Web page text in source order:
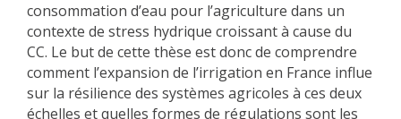
consommation d’eau pour l’agriculture dans un
contexte de stress hydrique croissant à cause du
CC. Le but de cette thèse est donc de comprendre
comment l’expansion de l’irrigation en France influe
sur la résilience des systèmes agricoles à ces deux
échelles et quelles formes de régulations sont les